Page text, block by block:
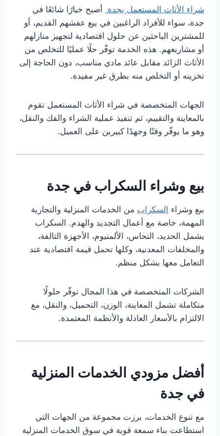
شراء الأثاث المستعمل بجدة
أصبح خيارًا شائعًا في
جدة، سواء للأفراد الراغبين في بيع عفشهم القديم، أو
للمشترين الباحثين عن حلول اقتصادية لتجهيز منازلهم
أو مشاريعهم. هذه الخدمة توفّر حلًا عمليًا للتخلص من
الأثاث الزائد مقابل عائد مادي مناسب، دون الحاجة إلى
تخزينه أو التخلص منه بطرق غير مفيدة.
الجهات المتخصصة في شراء الأثاث المستعمل تقوم
بالمعاينة والتقييم، ثم تنفيذ عملية الشراء والفك والنقل،
وهو ما يوفّر وقتًا وجهدًا كبيرين على العميل.
بيع وشراء السكراب في جدة
بيع وشراء السكراب من الخدمات المنزلية والتجارية
المهمة، خاصة مع أعمال التجديد والهدم. السكراب
يشمل الحديد، النحاس، الألمنيوم، الأجهزة التالفة،
والمخلفات المعدنية، وكلها تحمل قيمة اقتصادية عند
التعامل معها بشكل منظم.
الشركات المتخصصة في هذا المجال توفّر حلولًا
متكاملة تشمل المعاينة، الوزن، التحميل، والنقل، مع
الالتزام بالأسعار العادلة والأنظمة المعتمدة.
أفضل مزودي الخدمات المنزلية
في جدة
مع تنوع الخدمات، برزت مجموعة من الجهات التي
استطاعت بناء سمعة قوية في سوق الخدمات المنزلية